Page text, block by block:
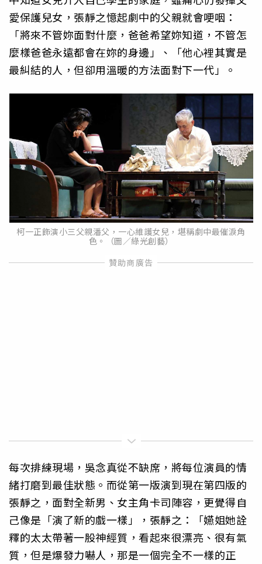
愛保護兒女，張靜之憶起劇中的父親就會哽咽：
「將來不管妳面對什麼，爸爸希望妳知道，不管怎
麼樣爸爸永遠都會在妳的身邊」、「他心裡其實是
最糾結的人，但卻用溫暖的方法面對下一代」。
柯一正飾演小三父親潘父，一心維護女兒，堪稱劇中最催淚角
色。（圖／綠光創藝）
每次排練現場，吳念真從不缺席，將每位演員的情
緒打磨到最佳狀態。而從第一版演到現在第四版的
張靜之，面對全新男、女主角卡司陣容，更覺得自
己像是「演了新的戲一樣」，張靜之：「嬿姐她詮
釋的太太帶著一股神經質，看起來很漂亮、很有氣
質，但是爆發力嚇人，那是一個完全不一樣的正